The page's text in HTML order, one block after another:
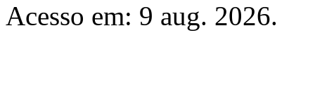
Acesso em: 9 aug. 2026.